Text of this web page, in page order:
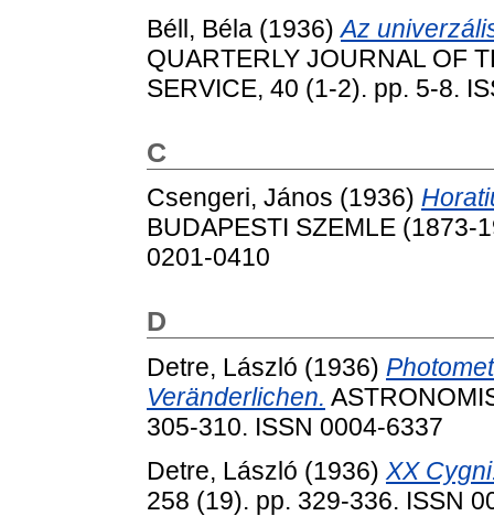
Béll, Béla (1936)Az
QUARTERLY JOURNAL OF
SERVICE, 40 (1-2). pp. 5-8.
C
Csengeri, János (1936)
BUDAPESTI SZEMLE (1873-
0201-0410
D
Detre, László (1936)
Veränderlichen.
305-310. ISSN 0004-6337
Detre, László (1936) XX
258 (19). pp. 329-336. ISSN